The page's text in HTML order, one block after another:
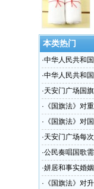
本类热门
·中华人民共和
军军旗、中国
旗帜能否在一起
·中华人民共和
·天安门广场国
· 《国旗法》对
日升挂国旗有什
· 《国旗法》对
·天安门广场每
·公民奏唱国歌
·姘居和事实婚
· 《国旗法》对